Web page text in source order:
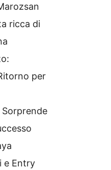
ricca di
per
e Entry